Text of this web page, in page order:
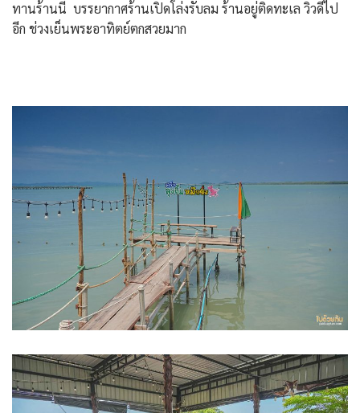
ทานร้านนี้ บรรยากาศร้านเปิดโล่งรับลม ร้านอยู่ติดทะเล วิวดีไป
อีก ช่วงเย็นพระอาทิตย์ตกสวยมาก